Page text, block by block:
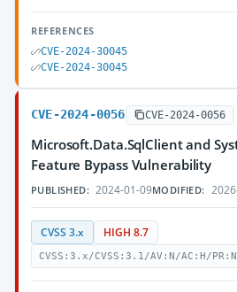
REFERENCES
CVE-2024-30045
CVE-2024-30045
CVE-2024-0056 CVE-2024-0056
Microsoft.Data.SqlClient and
Feature Bypass Vulnerability
PUBLISHED: 2024-01-09MODIFIED:
CVSS 3.x HIGH 8.7
CVSS:3.x/CVSS:3.1/AV:N/AC:H/